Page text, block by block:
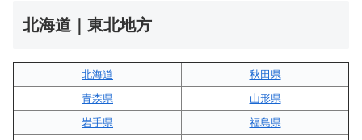
北海道｜東北地方
北海道
秋田県
青森県
山形県
岩手県
福島県